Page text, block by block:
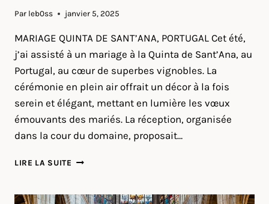
Par leb0ss janvier 5, 2025
MARIAGE QUINTA DE SANT’ANA, PORTUGAL Cet été,
j’ai assisté à un mariage à la Quinta de Sant’Ana, au
Portugal, au cœur de superbes vignobles. La
cérémonie en plein air offrait un décor à la fois
serein et élégant, mettant en lumière les vœux
émouvants des mariés. La réception, organisée
dans la cour du domaine, proposait…
LIRE LA SUITE MARIAGE
DE